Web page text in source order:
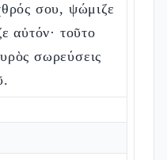
σου, ψώμιζε
αὐτόν· τοῦτο
σωρεύσεις